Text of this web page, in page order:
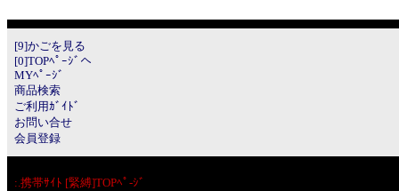
[9]かごを見る
[0]TOPﾍﾟｰｼﾞへ
MYﾍﾟｰｼﾞ
商品検索
ご利用ｶﾞｲﾄﾞ
お問い合せ
会員登録
:.携帯ｻｲﾄ [緊縛]TOPﾍﾟ-ｼﾞ